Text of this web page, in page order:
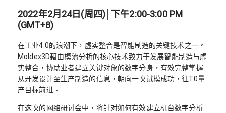
2022年2月24日(周四)│下午2:00-3:00 PM
(GMT+8)
在工业4.0的浪潮下，虚实整合是智能制造的关键技术之一。
Moldex3D藉由模流分析的核心技术致力于发展智能制造与虚
实整合，协助业者建立关键对象的数字分身，有效完整掌握
从开发设计至生产制造的信息，朝向一次试模成功，往T0量
产目标前进。
在这次的网络研讨会中，将针对如何有效建立机台数字分析